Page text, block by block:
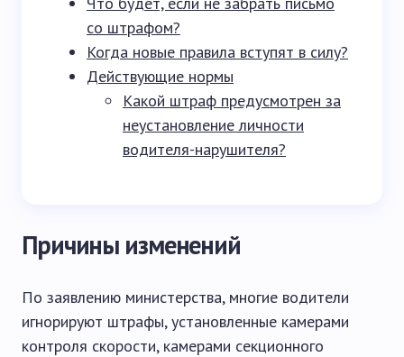
со штрафом?
Когда новые правила вступят в силу?
Действующие нормы
Какой штраф предусмотрен за
неустановление личности
водителя-нарушителя?
Причины изменений
По заявлению министерства, многие водители
игнорируют штрафы, установленные камерами
контроля скорости, камерами секционного